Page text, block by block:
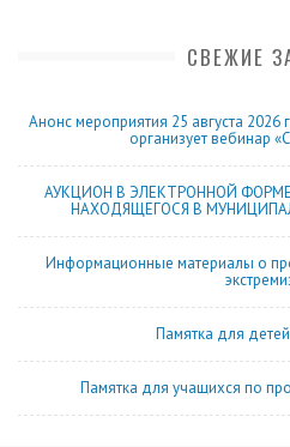
СВЕЖИЕ
Анонс мероприятия 25 августа 2026
организует вебинар
АУКЦИОН В ЭЛЕКТРОННОЙ
НАХОДЯЩЕГОСЯ В
Информационные материалы о
Памятка для
Памятка для учащихся по